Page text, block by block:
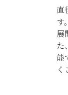
直
す
展
た
能
く